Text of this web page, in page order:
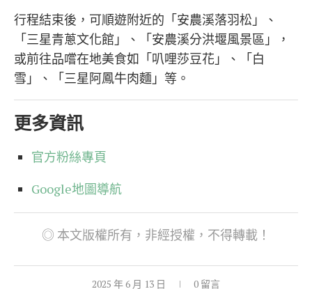
行程結束後，可順遊附近的「安農溪落羽松」、
「三星青蔥文化館」、「安農溪分洪堰風景區」，
或前往品嚐在地美食如「叭哩莎豆花」、「白
雪」、「三星阿鳳牛肉麵」等。
更多資訊
官方粉絲專頁
Google地圖導航
◎ 本文版權所有，非經授權，不得轉載！
2025 年 6 月 13 日 0 留言